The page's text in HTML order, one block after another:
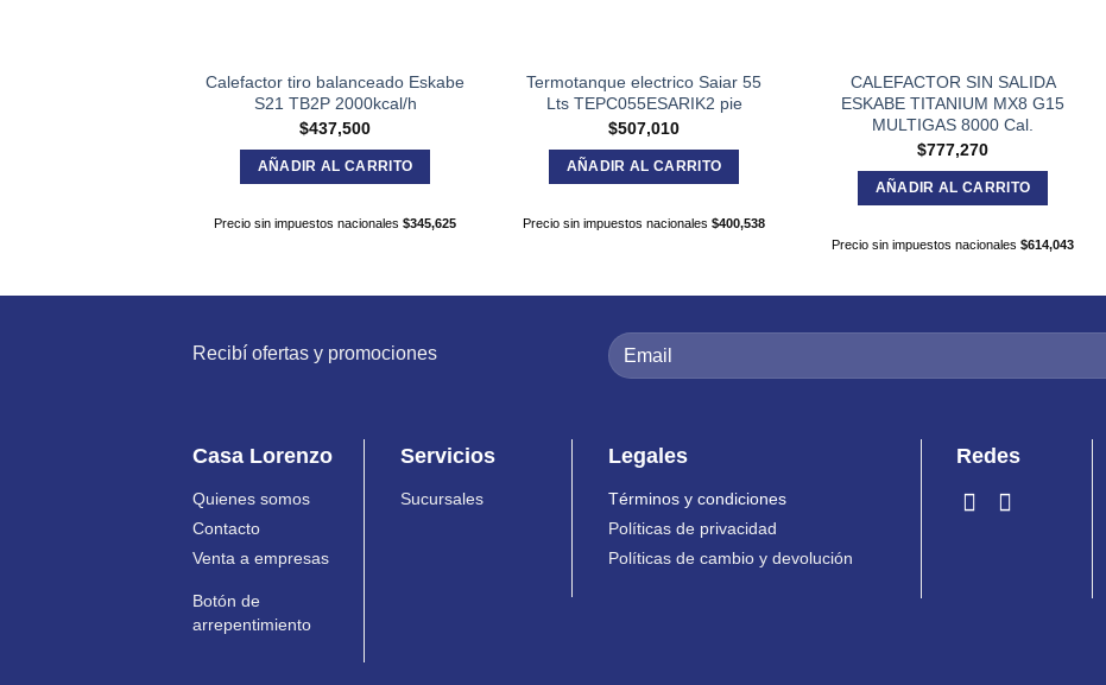
Calefactor tiro balanceado Eskabe
S21 TB2P 2000kcal/h
$437,500
AÑADIR AL CARRITO
Precio sin impuestos nacionales $345,625
Termotanque electrico Saiar 55
Lts TEPC055ESARIK2 pie
$507,010
AÑADIR AL CARRITO
Precio sin impuestos nacionales $400,538
CALEFACTOR SIN SALIDA
ESKABE TITANIUM MX8 G15
MULTIGAS 8000 Cal.
$777,270
AÑADIR AL CARRITO
Precio sin impuestos nacionales $614,043
Recibí ofertas y promociones
Casa Lorenzo
Quienes somos
Contacto
Venta a empresas
Botón de
arrepentimiento
Servicios
Sucursales
Legales
Términos y condiciones
Políticas de privacidad
Políticas de cambio y devolución
Redes